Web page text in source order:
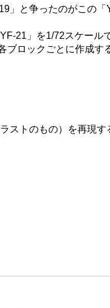
」と争ったのがこの「
21」を1/72スケール
ロックごとに作成
ストのもの）を再現す